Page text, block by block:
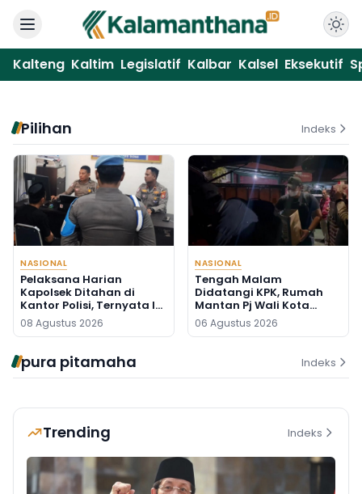
Kalteng Kaltim Legislatif Kalbar Kalsel Eksekutif
Pilihan Indeks
NASIONAL
Pelaksana Harian
Kapolsek Ditahan di
Kantor Polisi, Ternyata Ini
Penyebabnya
08 Agustus 2026
NASIONAL
Tengah Malam
Didatangi KPK, Rumah
Mantan Pj Wali Kota
Digeledah, Empat Koper
Dibawa
06 Agustus 2026
pura pitamaha Indeks
Trending Indeks